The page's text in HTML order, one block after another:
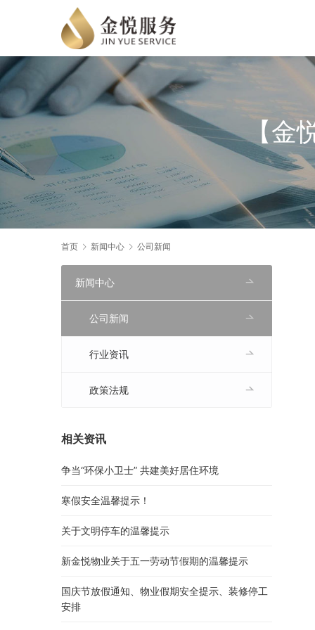
【金
首页 新闻中心 公司新闻
新闻中心
公司新闻
行业资讯
政策法规
相关资讯
争当“环保小卫士” 共建美好居住环境
寒假安全温馨提示！
关于文明停车的温馨提示
新金悦物业关于五一劳动节假期的温馨提示
国庆节放假通知、物业假期安全提示、装修停工
安排